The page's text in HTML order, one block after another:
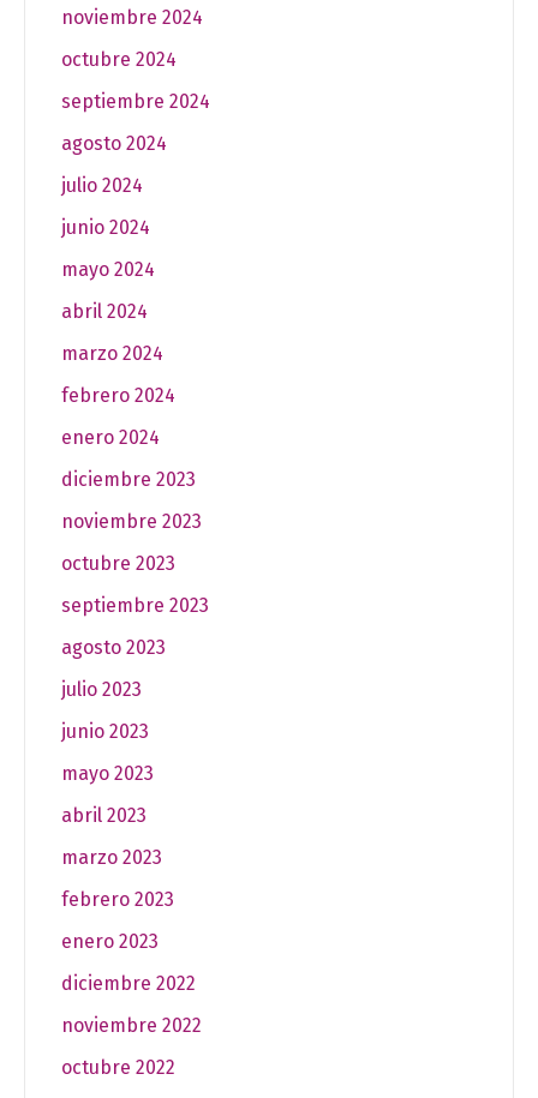
noviembre 2024
octubre 2024
septiembre 2024
agosto 2024
julio 2024
junio 2024
mayo 2024
abril 2024
marzo 2024
febrero 2024
enero 2024
diciembre 2023
noviembre 2023
octubre 2023
septiembre 2023
agosto 2023
julio 2023
junio 2023
mayo 2023
abril 2023
marzo 2023
febrero 2023
enero 2023
diciembre 2022
noviembre 2022
octubre 2022